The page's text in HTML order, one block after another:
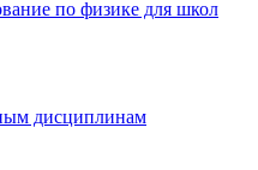
по физике для школ
дисциплинам